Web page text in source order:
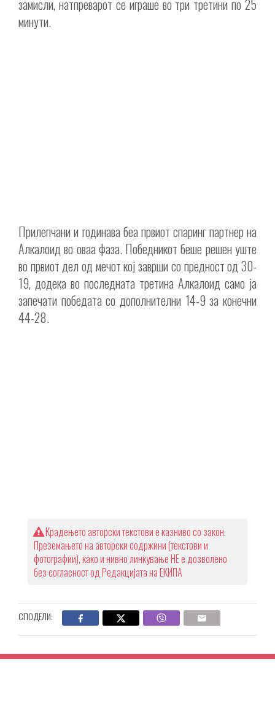
замисли, натпреварот се играше во три третини по 25
минути.
Прилепчани и годинава беа првиот спаринг партнер на
Алкалоид во оваа фаза. Победникот беше решен уште
во првиот дел од мечот кој заврши со предност од 30-
19, додека во последната третина Алкалоид само ја
запечати победата со дополнителни 14-9 за конечни
44-28.
Крадењето авторски текстови е казниво со закон.
Преземањето на авторски содржини (текстови и
фотографии), како и нивно линкување НЕ е дозволено
без согласност од Редакцијата на ЕКИПА
СПОДЕЛИ: